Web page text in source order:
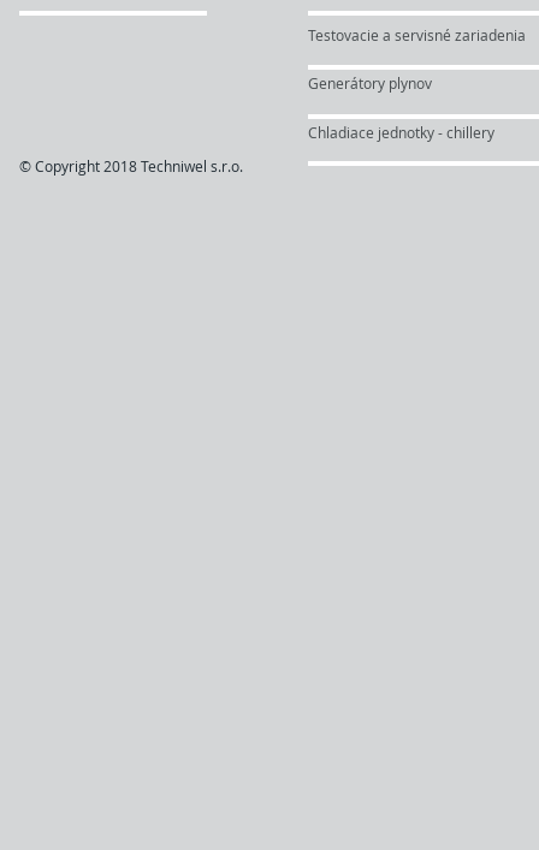
© Copyright 2018 Techniwel s.r.o.
Testovacie a servisné zariadenia
Generátory plynov
Chladiace jednotky - chillery